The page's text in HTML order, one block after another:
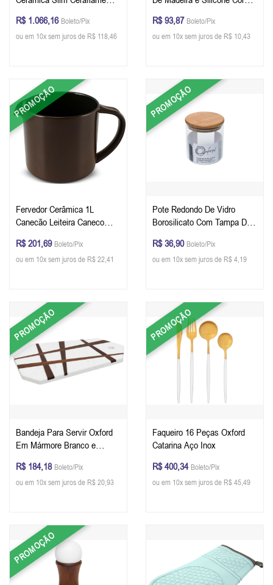
R$ 1.066,16 Boleto/Pix
ou em 10x sem juros de R$ 118,46
R$ 93,87 Boleto/Pix
ou em 10x sem juros de R$ 10,43
PROMOÇÃO
Fervedor Cerâmica 1L
Canecão Leiteira Caneco
R$ 201,69 Boleto/Pix
ou em 10x sem juros de R$ 22,41
PROMOÇÃO
Pote Redondo De Vidro
Borosilicato Com Tampa De
600 ml
R$ 36,90 Boleto/Pix
ou em 10x sem juros de R$ 4,19
PROMOÇÃO
Bandeja Para Servir Oxford
Em Mármore Branco e
Acácia 35,6 x 23,4 x 1,5 cm
R$ 184,18 Boleto/Pix
ou em 10x sem juros de R$ 20,93
PROMOÇÃO
Faqueiro 16 Peças Oxford
Catarina Aço Inox
R$ 400,34 Boleto/Pix
ou em 10x sem juros de R$ 45,49
PROMOÇÃO